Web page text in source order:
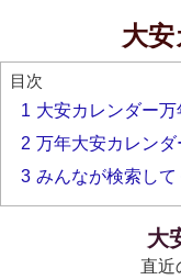
大
目次
1 大安カレンダー万
2 万年大安カレンダ
3 みんなが検索し
大
直近